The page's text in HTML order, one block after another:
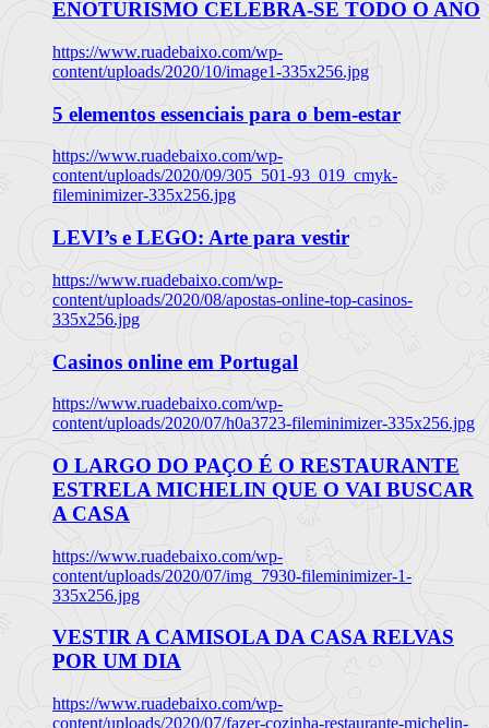
ENOTURISMO CELEBRA-SE TODO O ANO
https://www.ruadebaixo.com/wp-
content/uploads/2020/10/image1-335x256.jpg
5 elementos essenciais para o bem-estar
https://www.ruadebaixo.com/wp-
content/uploads/2020/09/305_501-93_019_cmyk-
fileminimizer-335x256.jpg
LEVI’s e LEGO: Arte para vestir
https://www.ruadebaixo.com/wp-
content/uploads/2020/08/apostas-online-top-casinos-
335x256.jpg
Casinos online em Portugal
https://www.ruadebaixo.com/wp-
content/uploads/2020/07/h0a3723-fileminimizer-335x256.jpg
O LARGO DO PAÇO É O RESTAURANTE
ESTRELA MICHELIN QUE O VAI BUSCAR
A CASA
https://www.ruadebaixo.com/wp-
content/uploads/2020/07/img_7930-fileminimizer-1-
335x256.jpg
VESTIR A CAMISOLA DA CASA RELVAS
POR UM DIA
https://www.ruadebaixo.com/wp-
content/uploads/2020/07/fazer-cozinha-restaurante-michelin-